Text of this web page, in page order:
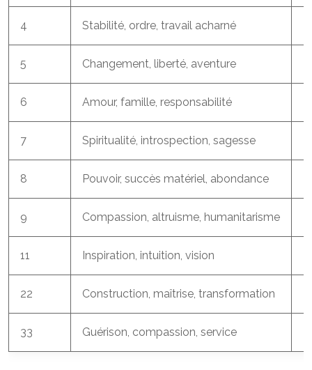
4 Stabilité, ordre, travail acharné
5 Changement, liberté, aventure
6 Amour, famille, responsabilité
7 Spiritualité, introspection, sagesse
8 Pouvoir, succès matériel, abondance
9 Compassion, altruisme, humanitarisme
11 Inspiration, intuition, vision
22 Construction, maîtrise, transformation
33 Guérison, compassion, service